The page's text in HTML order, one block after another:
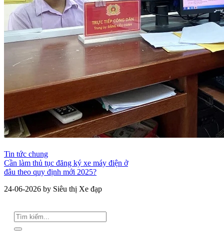
Tin tức chung
Cần làm thủ tục đăng ký xe máy điện ở
đâu theo quy định mới 2025?
24-06-2026 by Siêu thị Xe đạp